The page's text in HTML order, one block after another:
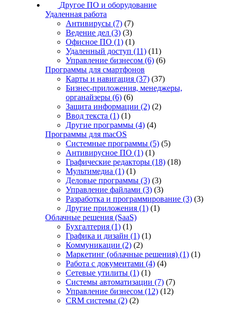
Другое ПО и оборудование
Удаленная работа
Антивирусы (7) (7)
Ведение дел (3) (3)
Офисное ПО (1) (1)
Удаленный доступ (11) (11)
Управление бизнесом (6) (6)
Программы для смартфонов
Карты и навигация (37) (37)
Бизнес-приложения, менеджеры,
органайзеры (6) (6)
Защита информации (2) (2)
Ввод текста (1) (1)
Другие программы (4) (4)
Программы для macOS
Системные программы (5) (5)
Антивирусное ПО (1) (1)
Графические редакторы (18) (18)
Мультимедиа (1) (1)
Деловые программы (3) (3)
Управление файлами (3) (3)
Разработка и программирование (3) (3)
Другие приложения (1) (1)
Облачные решения (SaaS)
Бухгалтерия (1) (1)
Графика и дизайн (1) (1)
Коммуникации (2) (2)
Маркетинг (облачные решения) (1) (1)
Работа с документами (4) (4)
Сетевые утилиты (1) (1)
Системы автоматизации (7) (7)
Управление бизнесом (12) (12)
CRM системы (2) (2)